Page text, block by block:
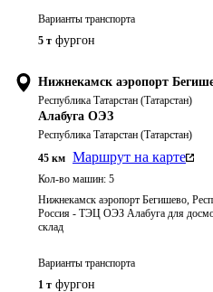
Варианты транспорта
5 т фургон
Нижнекамск аэропорт
Республика Татарстан (Татарстан)
Алабуга ОЭЗ
Республика Татарстан (Татарстан)
45 км Маршрут на карте
Кол-во машин: 5
Нижнекамск аэропорт Бегишево,
Россия - ТЭЦ ОЭЗ Алабуга для
склад
Варианты транспорта
1 т фургон